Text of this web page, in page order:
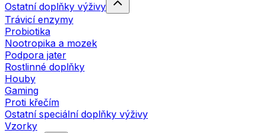
Ostatní doplňky výživy
Trávicí enzymy
Probiotika
Nootropika a mozek
Podpora jater
Rostlinné doplňky
Houby
Gaming
Proti křečím
Ostatní speciální doplňky výživy
Vzorky